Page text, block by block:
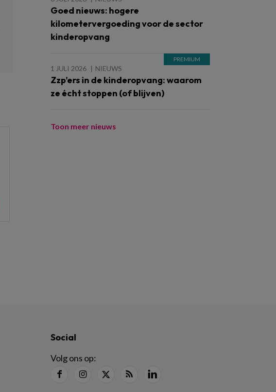
Goed nieuws: hogere
kilometervergoeding voor de sector
kinderopvang
1 JULI 2026 NIEUWS
Zzp’ers in de kinderopvang: waarom
ze écht stoppen (of blijven)
Toon meer nieuws
Social
Volg ons op: